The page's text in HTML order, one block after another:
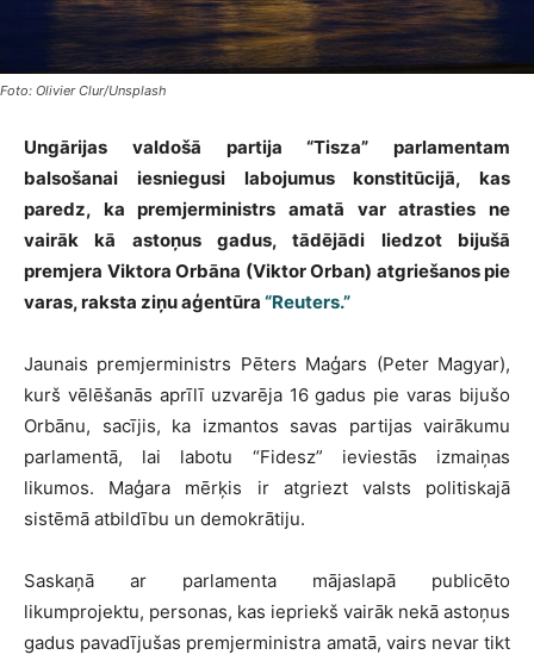
Foto: Olivier Clur/Unsplash
Ungārijas valdošā partija “Tisza” parlamentam
balsošanai iesniegusi labojumus konstitūcijā, kas
paredz, ka premjerministrs amatā var atrasties ne
vairāk kā astoņus gadus, tādējādi liedzot bijušā
premjera Viktora Orbāna (Viktor Orban) atgriešanos pie
varas, raksta ziņu aģentūra “Reuters.”
Jaunais premjerministrs Pēters Maģars (Peter Magyar),
kurš vēlēšanās aprīlī uzvarēja 16 gadus pie varas bijušo
Orbānu, sacījis, ka izmantos savas partijas vairākumu
parlamentā, lai labotu “Fidesz” ieviestās izmaiņas
likumos. Maģara mērķis ir atgriezt valsts politiskajā
sistēmā atbildību un demokrātiju.
Saskaņā ar parlamenta mājaslapā publicēto
likumprojektu, personas, kas iepriekš vairāk nekā astoņus
gadus pavadījušas premjerministra amatā, vairs nevar tikt